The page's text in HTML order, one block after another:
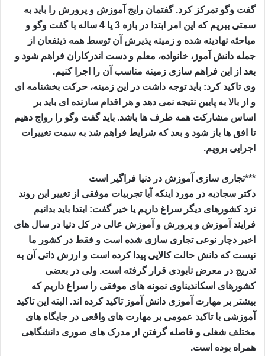
گفت وگو تمرکز کرد. گفتمان رایج آموزش و پرورش را باید به
سمتی ببریم که این امر ابتدا در بازه 3 یا 4 ساله با گفت وگو و
مباحثه نهادینه شده و زمینه پذیرش آن توسط همه ذینفعان از
جمله دانش آموز، خانواده، معلم و دست اندرکاران فراهم شود و
بعد از این فراهم سازی زمینه مناسب آن را اجرا کنیم.
وی تاکید کرد: باید توجه داشت در این زمینه، حرکت بخشنامه ای
و از بالا به پایین نتیجه نمی دهد و هر اقدام سازنده ای باید بر
اساس مشارکت همه طرف ها باشد. باید گفت وگو را رواج دهیم
تا افق ها باز شود و بعد که شرایط فراهم شد به سمت تغییرات
اجرایی برویم.
***تجاری سازی آموزش در دنیا فراگیر است
دکتر سجادیه در مورد اینکه آیا تجربیات موفقی از تغییر این روند
نزد کشورهای دیگر سراغ داریم یا خیر گفت: ابتدا باید بدانیم
فرایند آموزش و پرورش و آموزش عالی در کل دنیا در سال های
اخیر دچار نوعی تجاری سازی شده است و فقط در کشور ما
نیست که دانش حالت کالایی پیدا کرده است و ارزش ذاتی آن به
تدریج در معرض نابودی قرار گرفته است. ولی در بعضی
کشورهای اسکاندیناوی نمونه های موفقی را سراغ داریم که
بیشتر بر مهارت آموزی دانش آموز تاکید کرده اند. البته این تاکید
آموزشی با تاکید عمومی بر مهارت های واقعی در جایگاه های
مختلف شغلی و فاصله گرفتن از مدرک های صوری دانشگاهی
همراه بوده است.